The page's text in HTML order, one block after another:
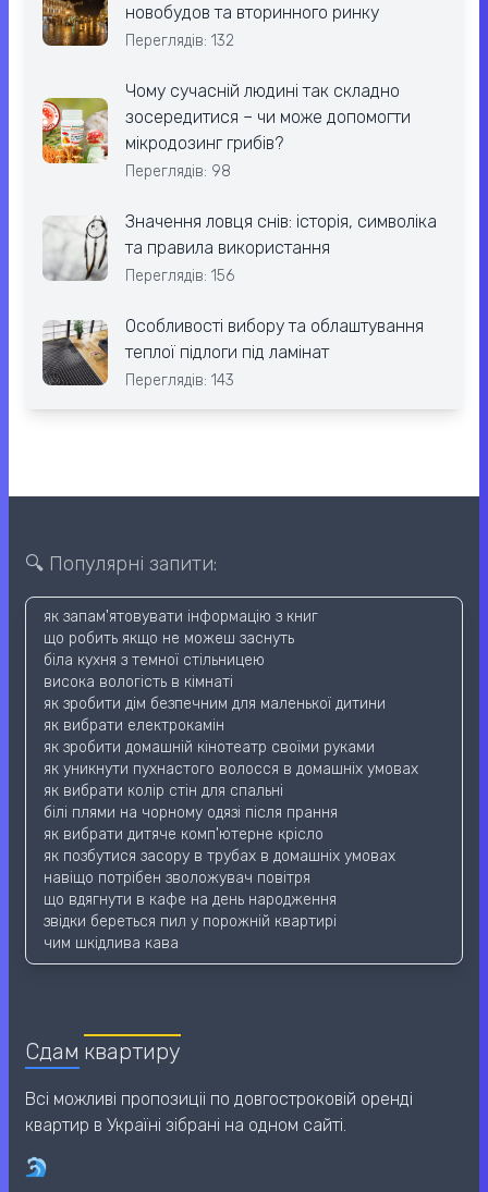
новобудов та вторинного ринку
Переглядів: 132
Чому сучасній людині так складно
зосередитися – чи може допомогти
мікродозинг грибів?
Переглядів: 98
Значення ловця снів: історія, символіка
та правила використання
Переглядів: 156
Особливості вибору та облаштування
теплої підлоги під ламінат
Переглядів: 143
🔍 Популярні запити:
як запам'ятовувати інформацію з книг
що робить якщо не можеш заснуть
біла кухня з темної стільницею
висока вологість в кімнаті
як зробити дім безпечним для маленької дитини
як вибрати електрокамін
як зробити домашній кінотеатр своїми руками
як уникнути пухнастого волосся в домашніх умовах
як вибрати колір стін для спальні
білі плями на чорному одязі після прання
як вибрати дитяче комп'ютерне крісло
як позбутися засору в трубах в домашніх умовах
навіщо потрібен зволожувач повітря
що вдягнути в кафе на день народження
звідки береться пил у порожній квартирі
чим шкідлива кава
Сдам квартиру
Всі можливі пропозиціі по довгостроковій оренді
квартир в Україні зібрані на одном сайті.